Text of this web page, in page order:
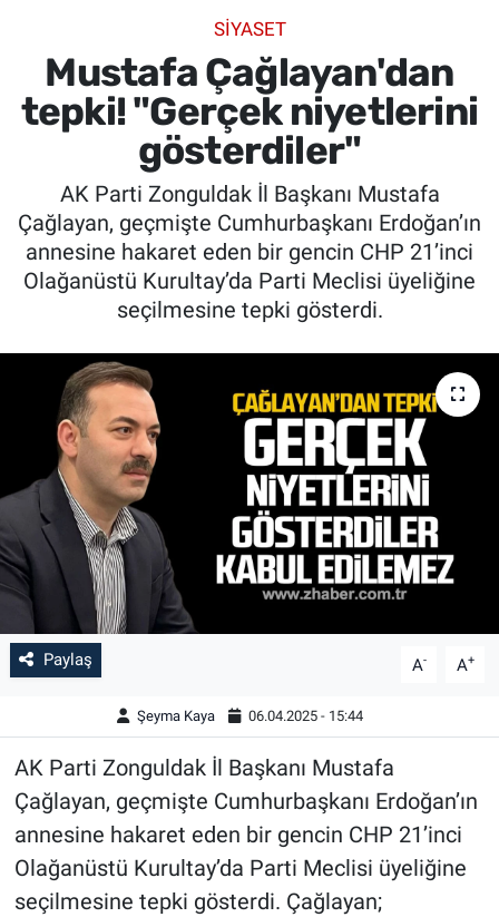
SİYASET
Mustafa Çağlayan'dan
tepki! "Gerçek niyetlerini
gösterdiler"
AK Parti Zonguldak İl Başkanı Mustafa
Çağlayan, geçmişte Cumhurbaşkanı Erdoğan’ın
annesine hakaret eden bir gencin CHP 21’inci
Olağanüstü Kurultay’da Parti Meclisi üyeliğine
seçilmesine tepki gösterdi.
Paylaş A- A+
Şeyma Kaya 06.04.2025 - 15:44
AK Parti Zonguldak İl Başkanı Mustafa
Çağlayan, geçmişte Cumhurbaşkanı Erdoğan’ın
annesine hakaret eden bir gencin CHP 21’inci
Olağanüstü Kurultay’da Parti Meclisi üyeliğine
seçilmesine tepki gösterdi. Çağlayan;
SPOR